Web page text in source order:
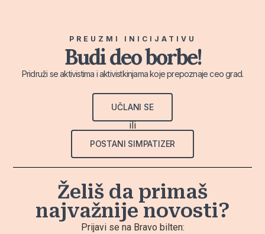
PREUZMI INICIJATIVU
Budi deo borbe!
Pridruži se aktivistima i aktivistkinjama koje prepoznaje ceo grad.
UČLANI SE
ili
POSTANI SIMPATIZER
Želiš da primaš
najvažnije novosti?
Prijavi se na Bravo bilten: